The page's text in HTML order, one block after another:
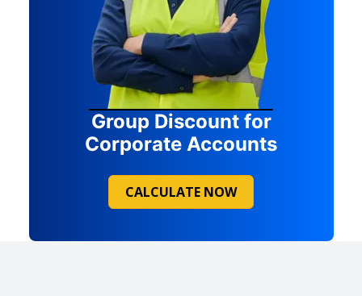
Group Discount for
Corporate Accounts
CALCULATE NOW